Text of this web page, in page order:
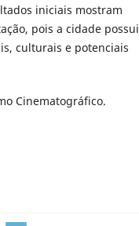
iniciais mostram
pois a cidade possui
culturais e potenciais
Cinematográfico.